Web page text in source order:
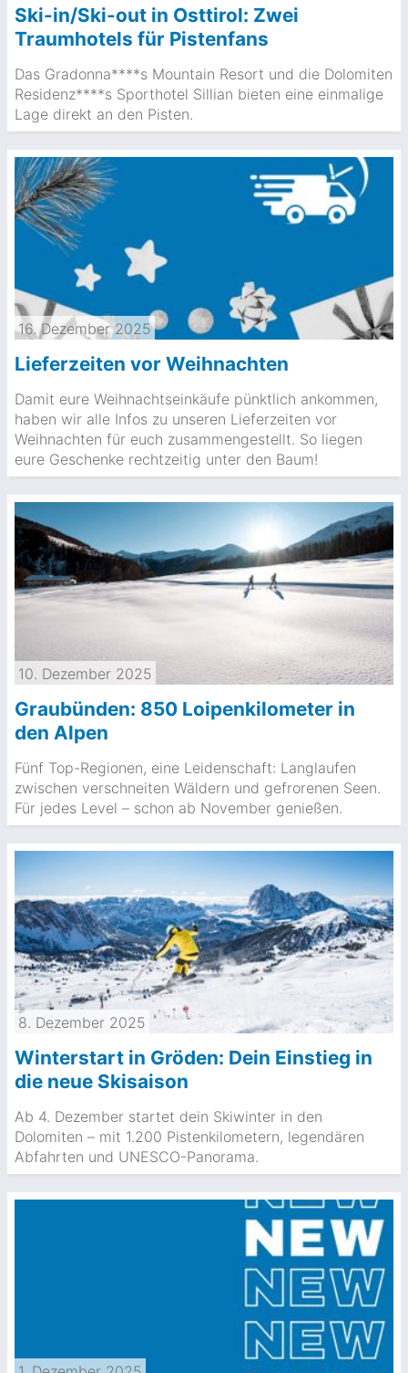
Ski-in/Ski-out in Osttirol: Zwei
Traumhotels für Pistenfans
Das Gradonna****s Mountain Resort und die Dolomiten
Residenz****s Sporthotel Sillian bieten eine einmalige
Lage direkt an den Pisten.
Lieferzeiten vor Weihnachten
Damit eure Weihnachtseinkäufe pünktlich ankommen,
haben wir alle Infos zu unseren Lieferzeiten vor
Weihnachten für euch zusammengestellt. So liegen
eure Geschenke rechtzeitig unter den Baum!
16. Dezember 2025
Graubünden: 850 Loipenkilometer in
den Alpen
Fünf Top-Regionen, eine Leidenschaft: Langlaufen
zwischen verschneiten Wäldern und gefrorenen Seen.
Für jedes Level – schon ab November genießen.
10. Dezember 2025
Winterstart in Gröden: Dein Einstieg in
die neue Skisaison
Ab 4. Dezember startet dein Skiwinter in den
Dolomiten – mit 1.200 Pistenkilometern, legendären
Abfahrten und UNESCO-Panorama.
8. Dezember 2025